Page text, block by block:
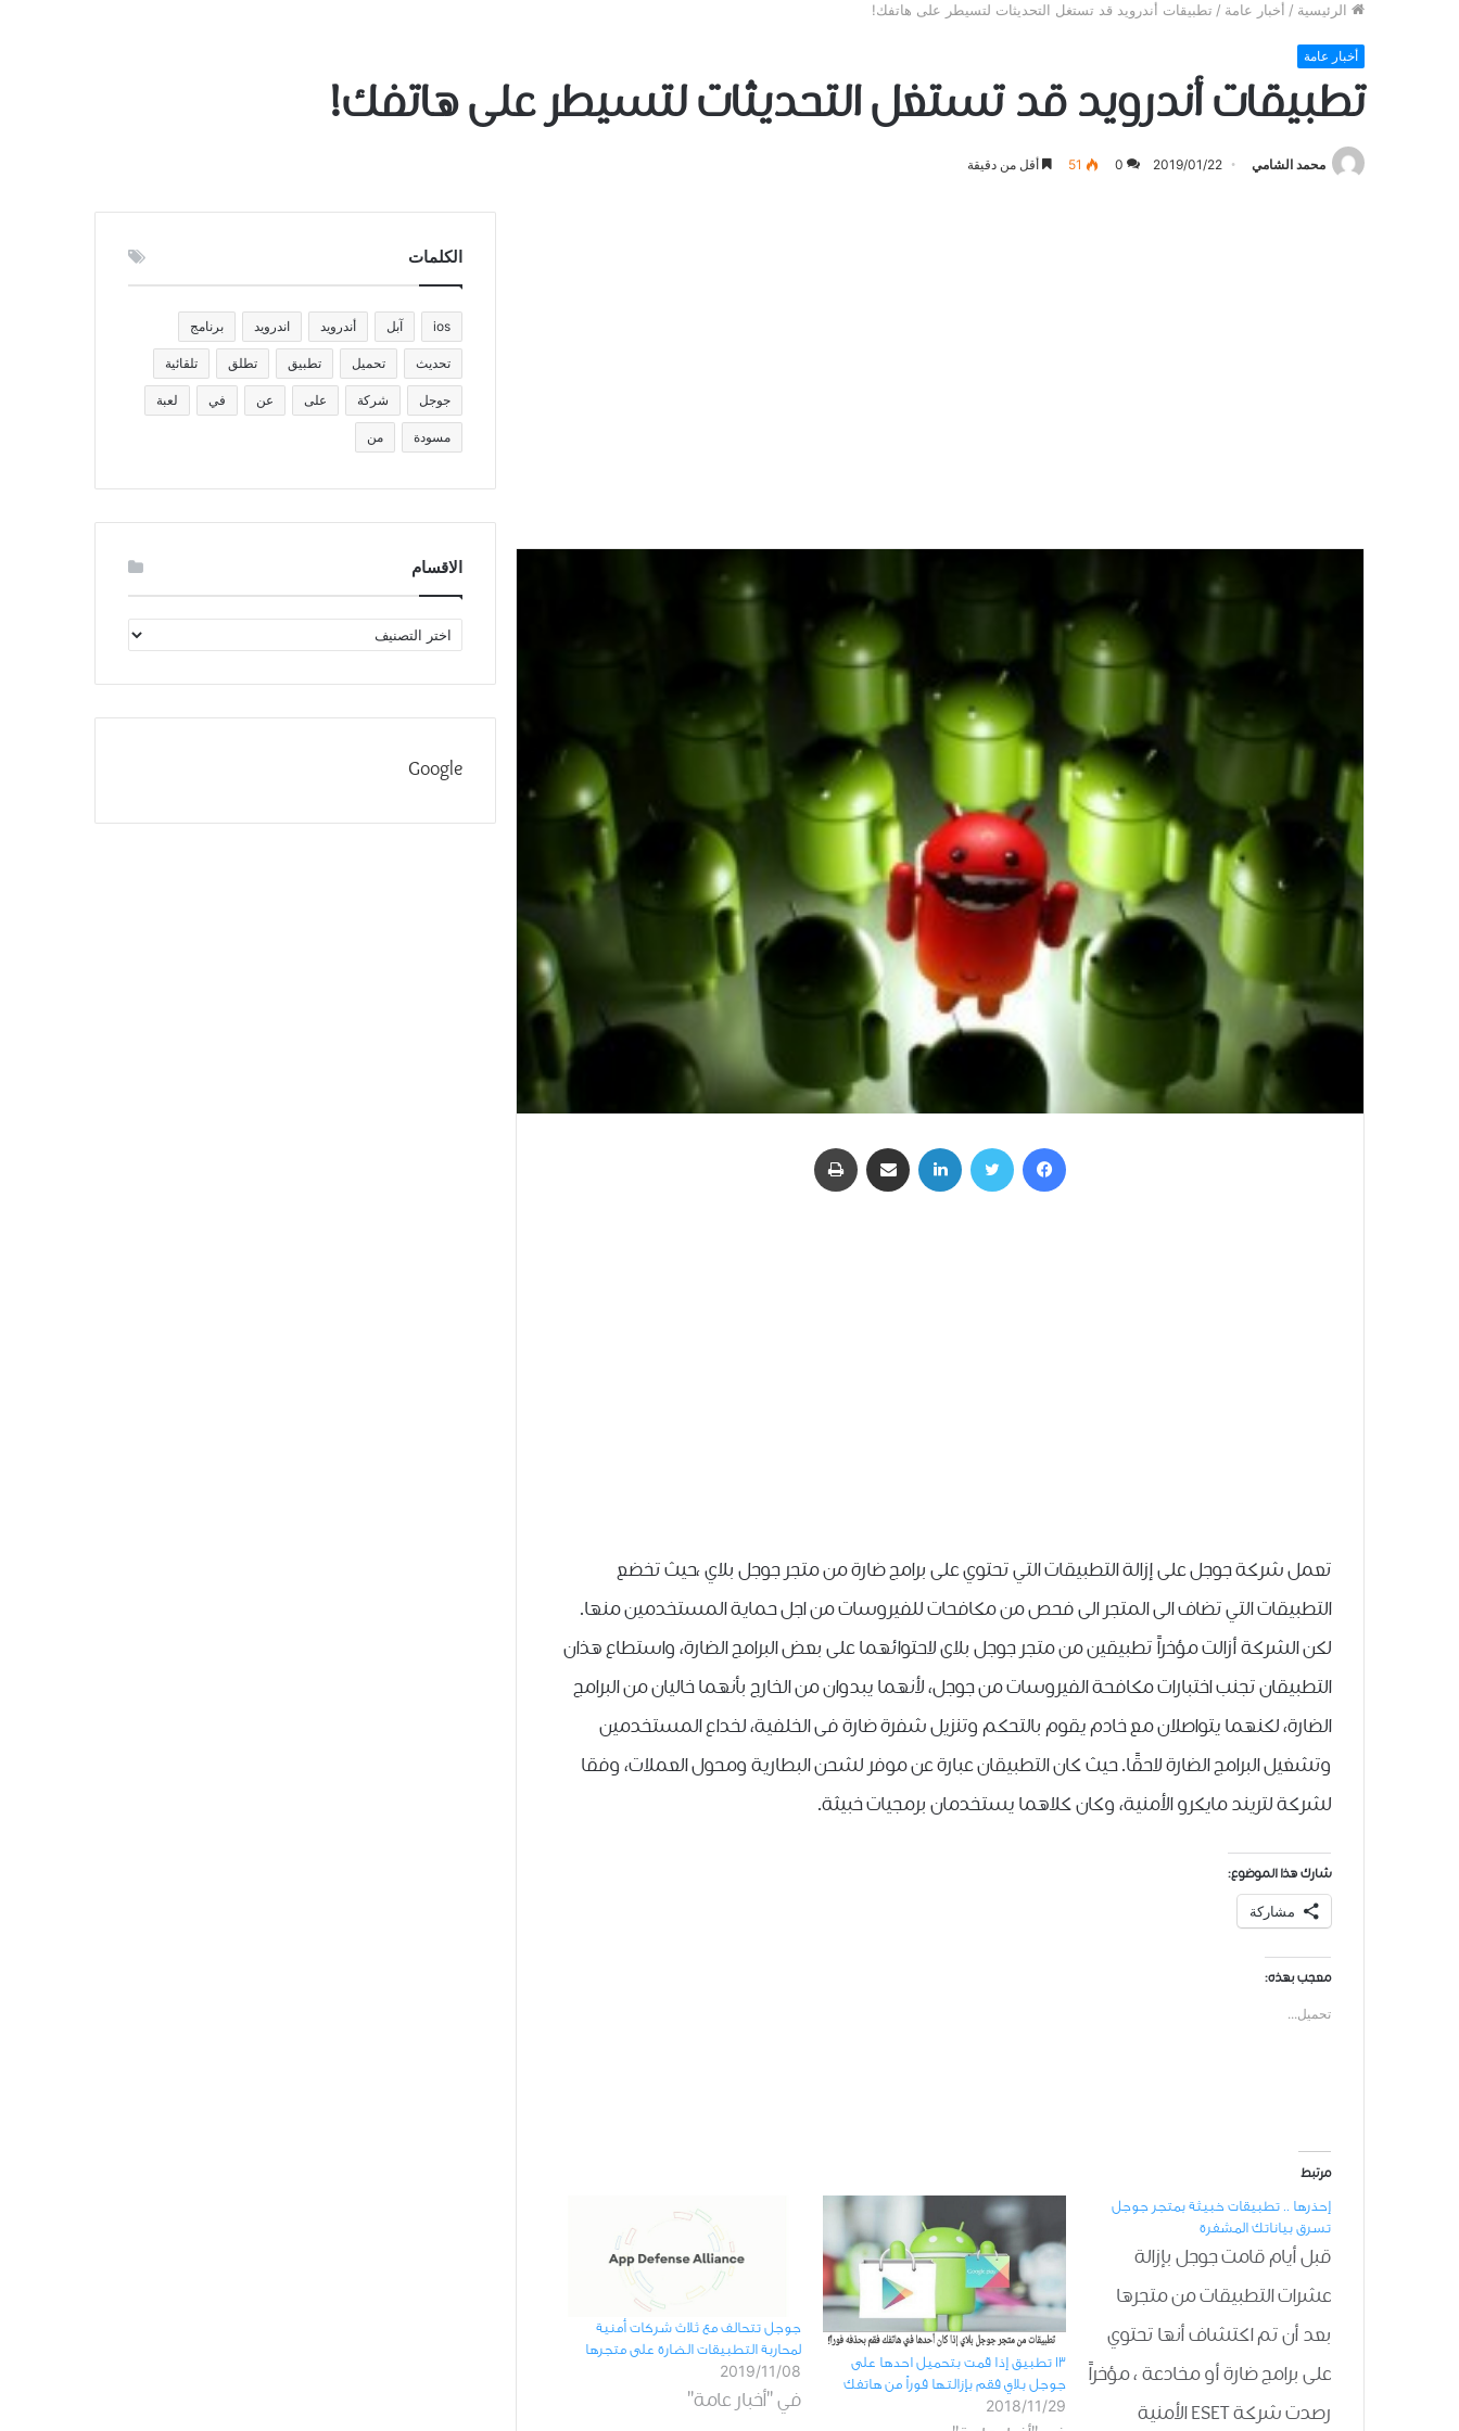
الرئيسية / أخبار عامة / تطبيقات أندرويد قد تستغل التحديثات لتسيطر على هاتفك!
أخبار عامة
تطبيقات أندرويد قد تستغل التحديثات لتسيطر على هاتفك!
محمد الشامي 2019/01/22
0
51 أقل من دقيقة
فيسبوك تويتر لينكدإن مشاركة عبر البريد
تعمل شركة جوجل على إزالة التطبيقات التي تحتوي على برامج ضارة من متجر جوجل بلاي ،حيث تخضع
التطبيقات التي تضاف الى المتجر الى فحص من مكافحات للفيروسات من اجل حماية المستخدمين منها.
لكن الشركة أزالت مؤخراً تطبيقين من متجر جوجل بلاى لاحتوائهما على بعض البرامج الضارة، واستطاع هذان
التطبيقان تجنب اختبارات مكافحة الفيروسات من جوجل، لأنهما يبدوان من الخارج بأنهما خاليان من البرامج
الضارة، لكنهما يتواصلان مع خادم يقوم بالتحكم وتنزيل شفرة ضارة فى الخلفية، لخداع المستخدمين
وتشغيل البرامج الضارة لاحقًا. حيث كان التطبيقان عبارة عن موفر لشحن البطارية ومحول العملات، وفقا
لشركة لتريند مايكرو الأمنية، وكان كلاهما يستخدمان برمجيات خبيثة.
شارك هذا الموضوع:
مشاركة
معجب بهذه:
تحميل...
مرتبط
إحذرها .. تطبيقات خبيثة بمتجر جوجل
تسرق بياناتك المشفرة
قبل أيام قامت جوجل بإزالة
عشرات التطبيقات من متجرها
بعد أن تم اكتشاف أنها تحتوي
على برامج ضارة أو مخادعة ، مؤخراً
رصدت شركة ESET الأمنية
13 تطبيق إذا قمت بتحميل احدها على
جوجل بلاي فقم بإزالتها فوراً من هاتفك
2018/11/29
ﺟﻮﺟﻞ تتحالف مع ثلاث شركات أمنية
ﻟﻤﺤﺎﺭﺑﺔ ﺍﻟﺘﻄﺒﻴﻘﺎﺕ ﺍﻟﻀﺎﺭﺓ على ﻣﺘﺠﺮﻫﺎ
2019/11/08
في "أخبار عامة"
الكلمات
ios آبل أندرويد اندرويد برنامج
تحديث تحميل تطبيق تطلق تلقائية
جوجل شركة على عن في لعبة
مسودة من
الاقسام
الاقسام
Google